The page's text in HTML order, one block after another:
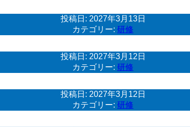
投稿日: 2027年3月13日
カテゴリー: 研修
投稿日: 2027年3月12日
カテゴリー: 研修
投稿日: 2027年3月12日
カテゴリー: 研修